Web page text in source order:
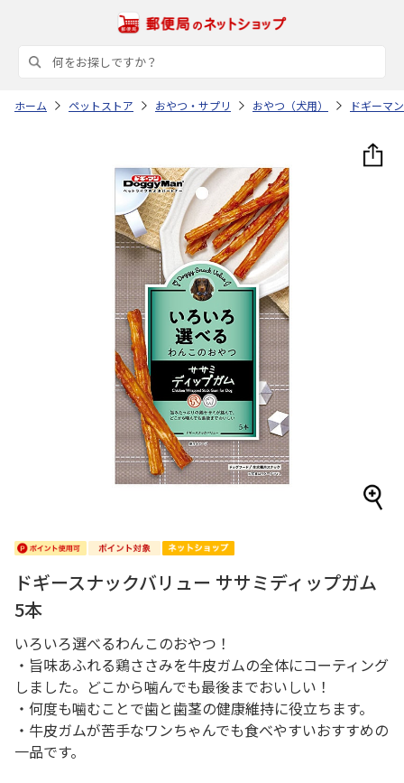
ホーム ペットストア おやつ・サプリ おやつ（犬用） ドギーマ
ドギースナックバリュー ササミディップガム
5本
いろいろ選べるわんこのおやつ！
・旨味あふれる鶏ささみを牛皮ガムの全体にコーティング
しました。どこから噛んでも最後までおいしい！
・何度も噛むことで歯と歯茎の健康維持に役立ちます。
・牛皮ガムが苦手なワンちゃんでも食べやすいおすすめの
一品です。